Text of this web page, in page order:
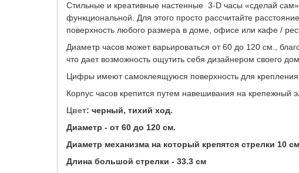
Стильные и креативные настенные 3-D часы «сделай
функциональной. Для этого просто рассчитайте
поверхность любого размера в доме, офисе или кафе /
Диаметр часов может варьироваться от 60 до 120 см.,
что дает возможность ощутить себя дизайнером своего
Цифры имеют самоклеящуюся поверхность для крепления
Корпус часов крепится путем навешивания на крепежный
Цвет: черный, тихий ход.
Диаметр - от 60 до 120 см.
Диаметр механизма на который крепятся стрелки 10
Длина большой стрелки - 33.3 см